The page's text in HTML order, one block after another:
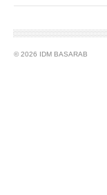
© 2026 IDM BASARAB